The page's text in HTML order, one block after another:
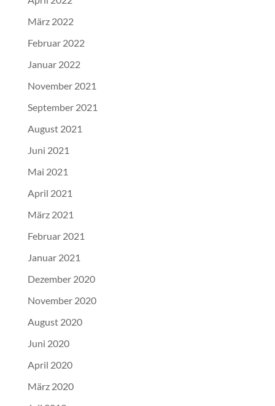
März 2022
Februar 2022
Januar 2022
November 2021
September 2021
August 2021
Juni 2021
Mai 2021
April 2021
März 2021
Februar 2021
Januar 2021
Dezember 2020
November 2020
August 2020
Juni 2020
April 2020
März 2020